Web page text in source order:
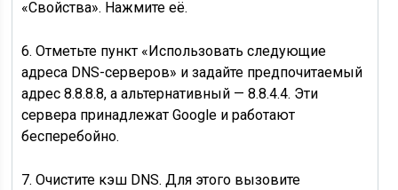
«Свойства». Нажмите её.
6. Отметьте пункт «Использовать следующие
адреса DNS-серверов» и задайте предпочитаемый
адрес 8.8.8.8, а альтернативный — 8.8.4.4. Эти
сервера принадлежат Google и работают
бесперебойно.
7. Очистите кэш DNS. Для этого вызовите